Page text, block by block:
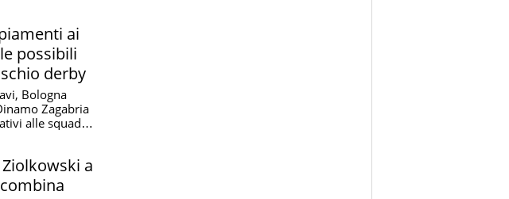
ai
possibili
derby
Bologna
Zagabria
alle squadre
a